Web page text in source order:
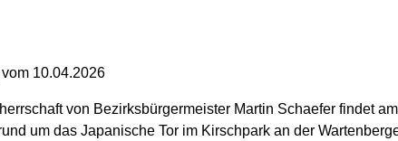
10.04.2026
von Bezirksbürgermeister Martin Schaefer findet am
um das Japanische Tor im Kirschpark an der